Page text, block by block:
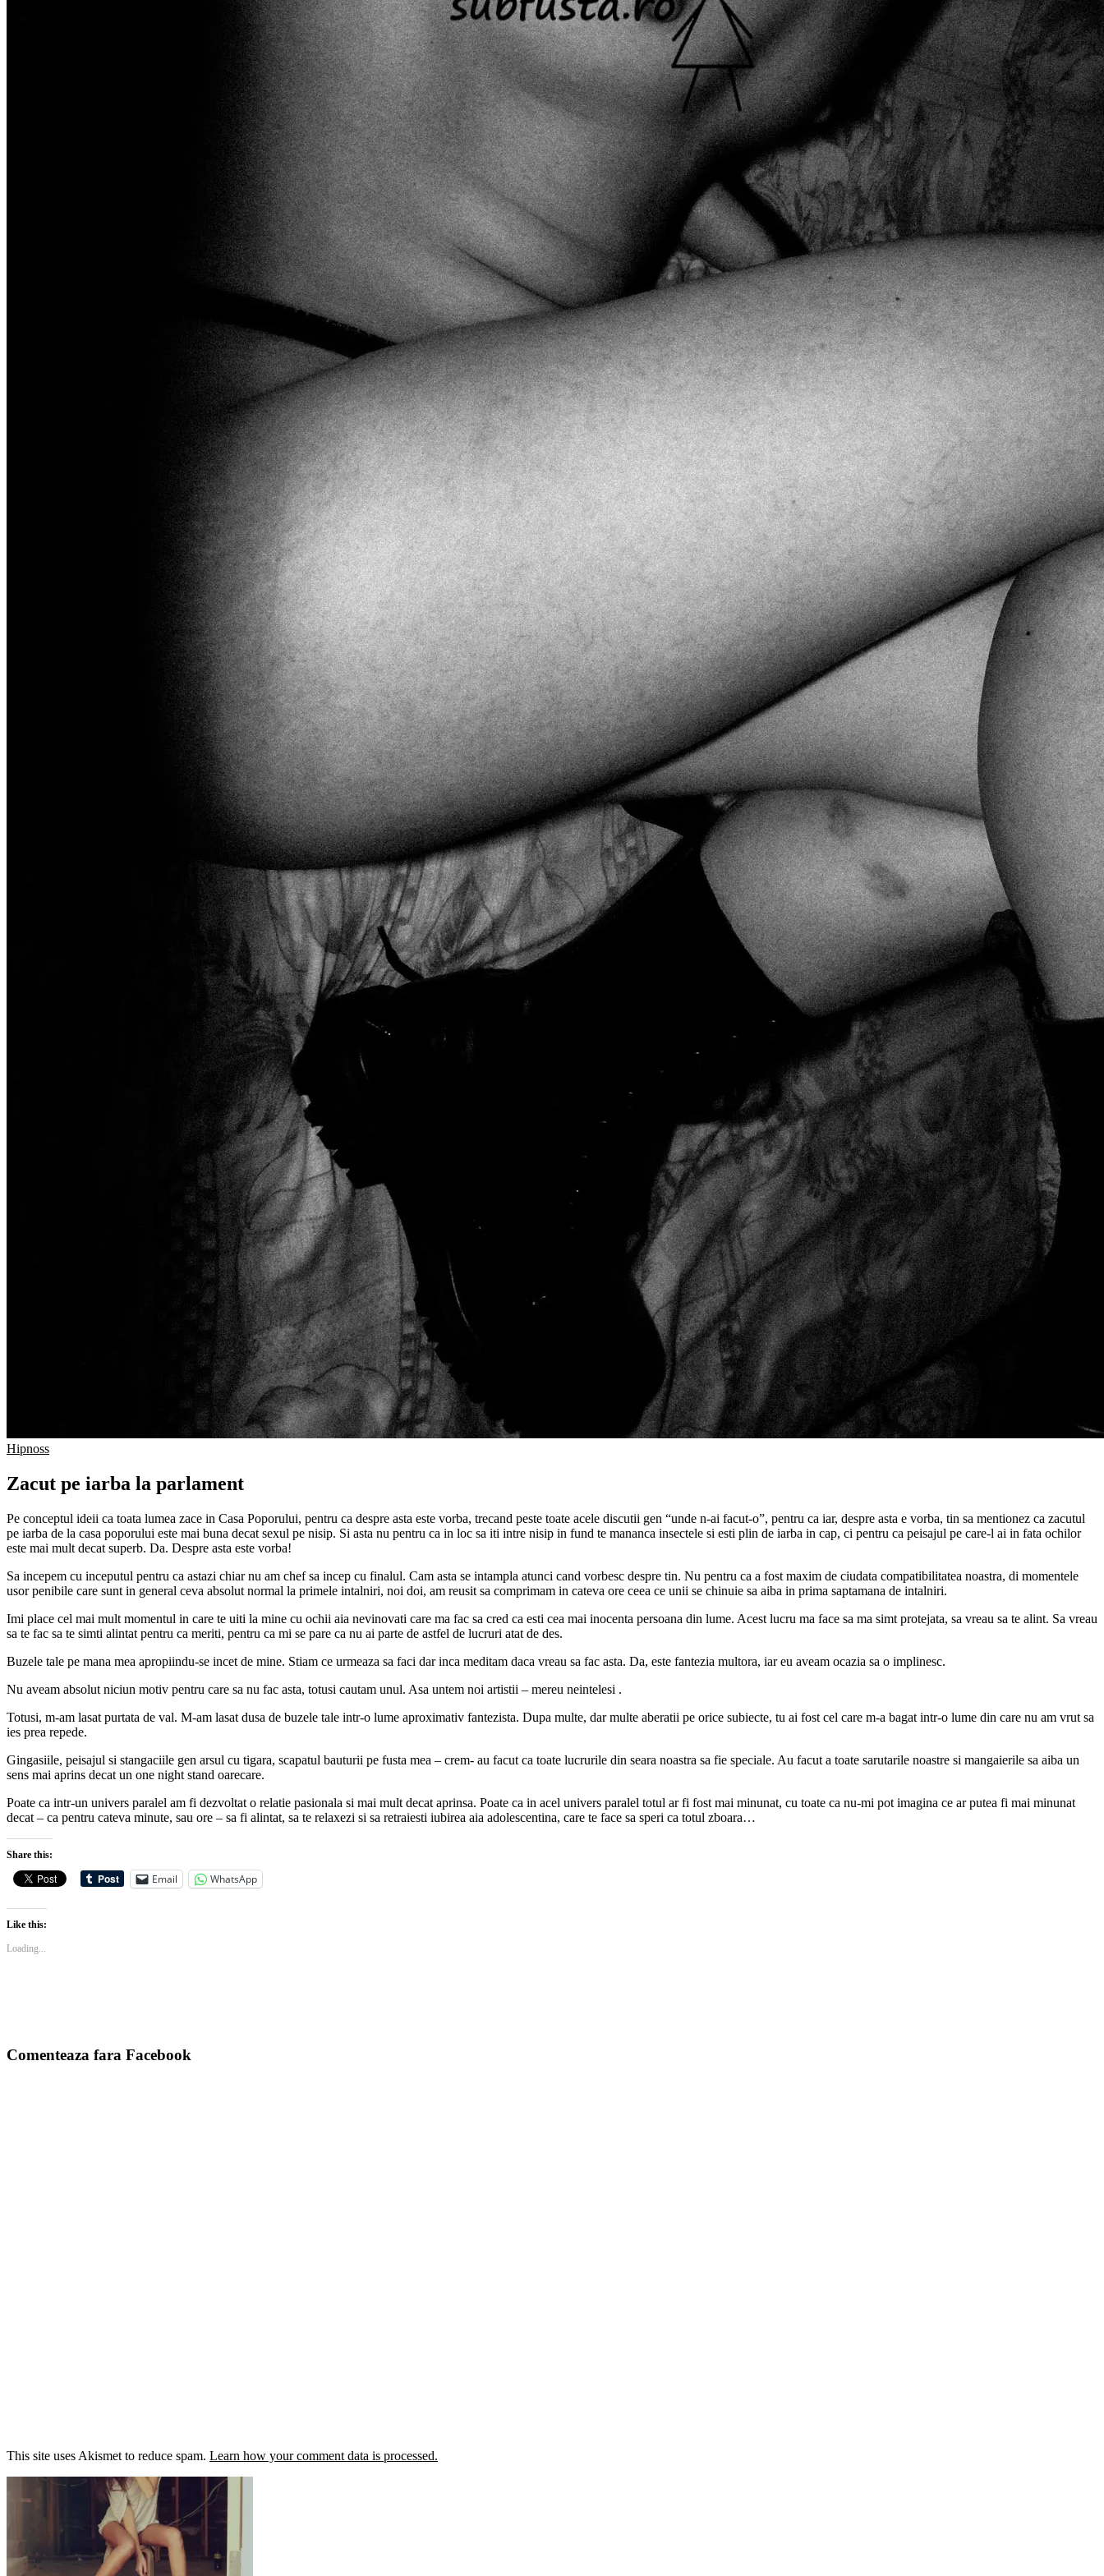
Hipnoss
Zacut pe iarba la parlament
Pe conceptul ideii ca toata lumea zace in Casa Poporului, pentru ca despre asta este vorba, trecand peste toate acele discutii gen “unde n-ai facut-o”, pentru ca iar, despre asta e vorba, tin sa mentionez ca zacutul
pe iarba de la casa poporului este mai buna decat sexul pe nisip. Si asta nu pentru ca in loc sa iti intre nisip in fund te mananca insectele si esti plin de iarba in cap, ci pentru ca peisajul pe care-l ai in fata ochilor
este mai mult decat superb. Da. Despre asta este vorba!
Sa incepem cu inceputul pentru ca astazi chiar nu am chef sa incep cu finalul. Cam asta se intampla atunci cand vorbesc despre tin. Nu pentru ca a fost maxim de ciudata compatibilitatea noastra, di momentele
usor penibile care sunt in general ceva absolut normal la primele intalniri, noi doi, am reusit sa comprimam in cateva ore ceea ce unii se chinuie sa aiba in prima saptamana de intalniri.
Imi place cel mai mult momentul in care te uiti la mine cu ochii aia nevinovati care ma fac sa cred ca esti cea mai inocenta persoana din lume. Acest lucru ma face sa ma simt protejata, sa vreau sa te alint. Sa vreau
sa te fac sa te simti alintat pentru ca meriti, pentru ca mi se pare ca nu ai parte de astfel de lucruri atat de des.
Buzele tale pe mana mea apropiindu-se incet de mine. Stiam ce urmeaza sa faci dar inca meditam daca vreau sa fac asta. Da, este fantezia multora, iar eu aveam ocazia sa o implinesc.
Nu aveam absolut niciun motiv pentru care sa nu fac asta, totusi cautam unul. Asa untem noi artistii – mereu neintelesi .
Totusi, m-am lasat purtata de val. M-am lasat dusa de buzele tale intr-o lume aproximativ fantezista. Dupa multe, dar multe aberatii pe orice subiecte, tu ai fost cel care m-a bagat intr-o lume din care nu am vrut sa
ies prea repede.
Gingasiile, peisajul si stangaciile gen arsul cu tigara, scapatul bauturii pe fusta mea – crem- au facut ca toate lucrurile din seara noastra sa fie speciale. Au facut a toate sarutarile noastre si mangaierile sa aiba un
sens mai aprins decat un one night stand oarecare.
Poate ca intr-un univers paralel am fi dezvoltat o relatie pasionala si mai mult decat aprinsa. Poate ca in acel univers paralel totul ar fi fost mai minunat, cu toate ca nu-mi pot imagina ce ar putea fi mai minunat
decat – ca pentru cateva minute, sau ore – sa fi alintat, sa te relaxezi si sa retraiesti iubirea aia adolescentina, care te face sa speri ca totul zboara…
Share this:
Email WhatsApp
Like this:
Loading...
Comenteaza fara Facebook
This site uses Akismet to reduce spam. Learn how your comment data is processed.